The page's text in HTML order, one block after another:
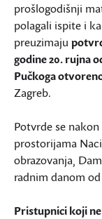
prošlogodišnji
polagali ispite i
preuzimaju
godine 20. rujna
Pučkoga
Zagreb.
Potvrde se
prostorijama
obrazovanja,
radnim danom od
Pristupnici koji